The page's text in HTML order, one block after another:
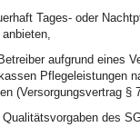
Tages- oder
anbieten,
aufgrund eines
Pflegeleistungen
(Versorgungsvertrag §
Qualitätsvorgaben des